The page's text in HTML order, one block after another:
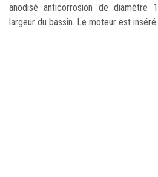
anodisé anticorrosion de diamètre
largeur du bassin. Le moteur est inséré